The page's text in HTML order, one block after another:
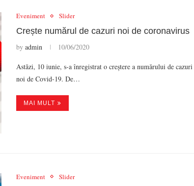
Eveniment Slider
Crește numărul de cazuri noi de coronavirus
by admin 10/06/2020
Astăzi, 10 iunie, s-a înregistrat o creștere a numărului de cazuri
noi de Covid-19. De…
MAI MULT
Eveniment Slider